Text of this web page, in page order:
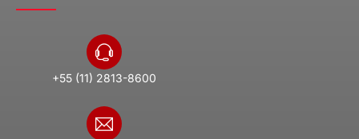
+55 (11) 2813-8600